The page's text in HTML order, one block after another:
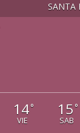
SANTA
14°
VIE
15°
SAB